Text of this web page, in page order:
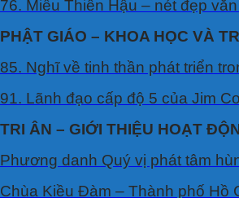
76. Miếu Thiên Hậu – nét đẹp
PHẬT GIÁO – KHOA HỌC VÀ
85. Nghĩ về tinh thần phát triển
91. Lãnh đạo cấp độ 5 của Jim
TRI ÂN – GIỚI THIỆU HOẠT
Phương danh Quý vị phát tâm
Chùa Kiều Ðàm – Thành phố Hồ